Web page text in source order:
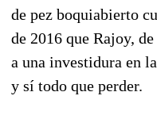
de pez boquiabierto
de 2016 que Rajoy,
a una investidura en
y sí todo que perder.